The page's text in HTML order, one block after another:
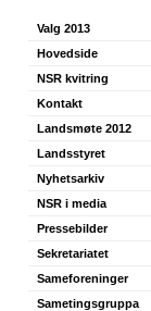
Valg 2013
Hovedside
NSR kvitring
Kontakt
Landsmøte 2012
Landsstyret
Nyhetsarkiv
NSR i media
Pressebilder
Sekretariatet
Sameforeninger
Sametingsgruppa